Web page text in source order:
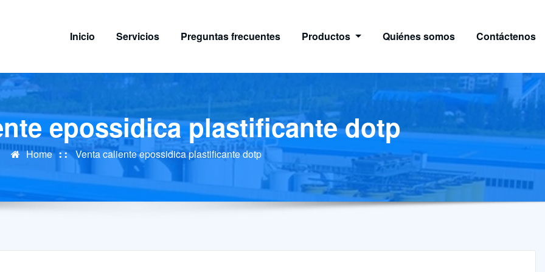
Inicio Servicios Preguntas frecuentes Productos Quiénes somos Contáctenos
epossidica plastificante dotp
Home Venta caliente epossidica plastificante dotp